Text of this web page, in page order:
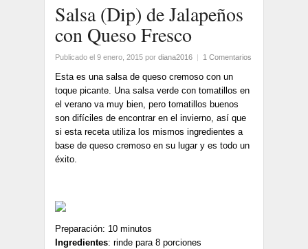
Salsa (Dip) de Jalapeños
con Queso Fresco
Publicado el 9 enero, 2015 por diana2016 | 1 Comentarios
Esta es una salsa de queso cremoso con un
toque picante. Una salsa verde con tomatillos en
el verano va muy bien, pero tomatillos buenos
son difíciles de encontrar en el invierno, así que
si esta receta utiliza los mismos ingredientes a
base de queso cremoso en su lugar y es todo un
éxito.
Preparación: 10 minutos
Ingredientes: rinde para 8 porciones